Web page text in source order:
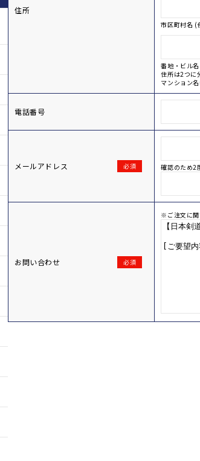
ー
住所
市区町村名 (
番地・ビル
住所は2つに
マンション
電話番号
メールアドレス 必須 確認のため2
お問い合わせ 必須
※ご注文に関